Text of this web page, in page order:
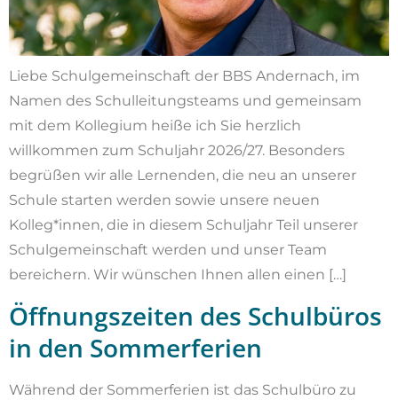
Liebe Schulgemeinschaft der BBS Andernach, im
Namen des Schulleitungsteams und gemeinsam
mit dem Kollegium heiße ich Sie herzlich
willkommen zum Schuljahr 2026/27. Besonders
begrüßen wir alle Lernenden, die neu an unserer
Schule starten werden sowie unsere neuen
Kolleg*innen, die in diesem Schuljahr Teil unserer
Schulgemeinschaft werden und unser Team
bereichern. Wir wünschen Ihnen allen einen […]
Öffnungszeiten des Schulbüros
in den Sommerferien
Während der Sommerferien ist das Schulbüro zu